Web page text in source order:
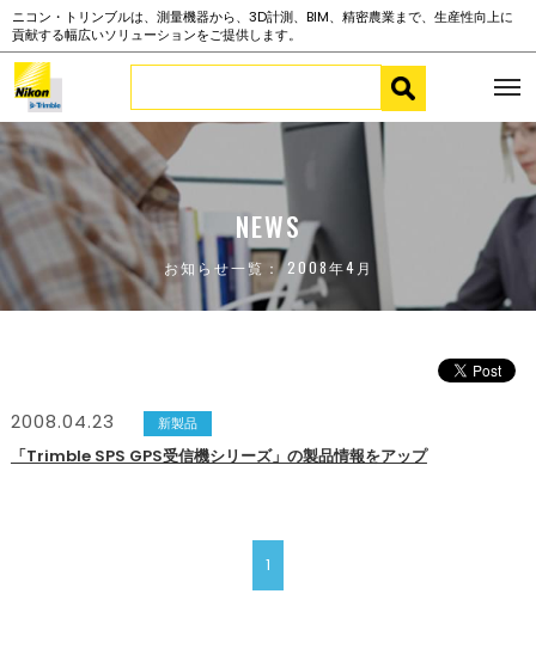
ニコン・トリンブルは、測量機器から、3D計測、BIM、精密農業まで、生産性向上に
貢献する幅広いソリューションをご提供します。
NEWS
お知らせ一覧： 2008年4月
2008.04.23 新製品
「Trimble SPS GPS受信機シリーズ」の製品情報をアップ
1